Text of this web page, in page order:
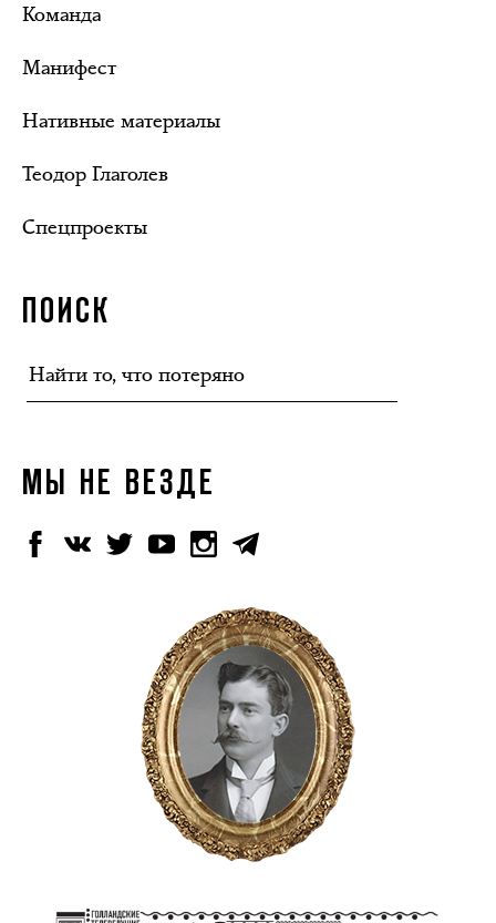
Команда
Манифест
Нативные материалы
Теодор Глаголев
Спецпроекты
ПОИСК
МЫ НЕ ВЕЗДЕ